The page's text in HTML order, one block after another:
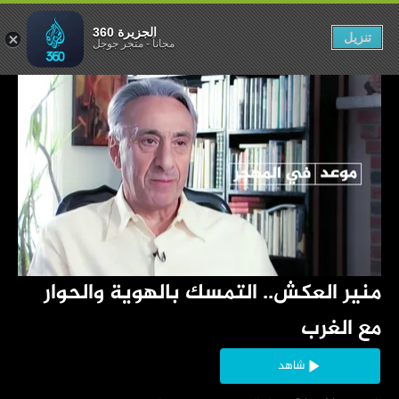
‏منير العكش.. التمسك بالهوية والحوار
مع الغرب
شاهد
مع الغرب
الجزيرة 360
مجاناً-متجر جوجل تنزيل